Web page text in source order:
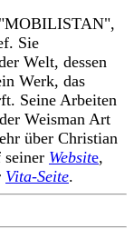
"MOBILISTAN",
Sie
Welt, dessen
Werk, das
Seine Arbeiten
Weisman Art
über Christian
seiner Website,
Vita-Seite.